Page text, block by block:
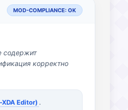
MOD-COMPLIANCE: OK
содержит
корректно
Editor) .